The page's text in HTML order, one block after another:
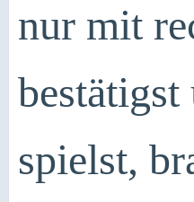
nur mit
bestätigst
spielst,